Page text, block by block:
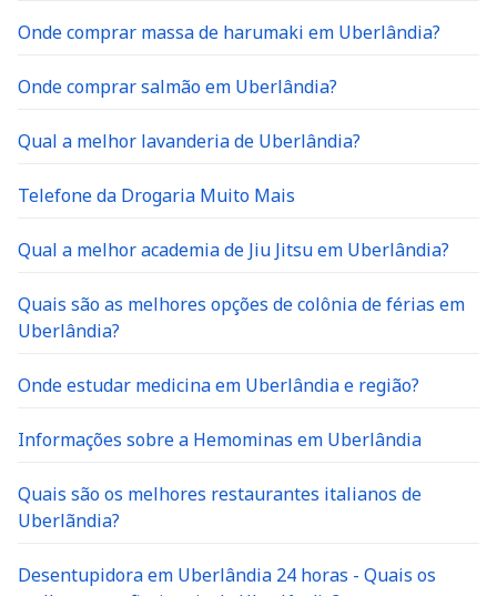
Onde comprar massa de harumaki em Uberlândia?
Onde comprar salmão em Uberlândia?
Qual a melhor lavanderia de Uberlândia?
Telefone da Drogaria Muito Mais
Qual a melhor academia de Jiu Jitsu em Uberlândia?
Quais são as melhores opções de colônia de férias em
Uberlândia?
Onde estudar medicina em Uberlândia e região?
Informações sobre a Hemominas em Uberlândia
Quais são os melhores restaurantes italianos de
Uberlãndia?
Desentupidora em Uberlândia 24 horas - Quais os